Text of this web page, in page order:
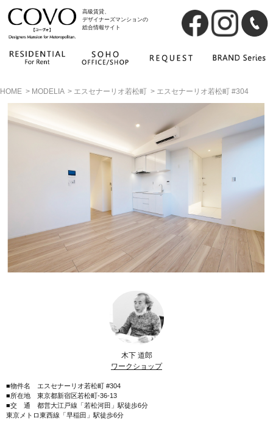
高級賃貸、
デザイナーズマンションの
総合情報サイト
HOME > MODELIA > エスセナーリオ若松町 > エスセナーリオ若松町 #304
木下 道郎
ワークショップ
■物件名 エスセナーリオ若松町 #304
■所在地 東京都新宿区若松町-36-13
■交 通 都営大江戸線「若松河田」駅徒歩6分
東京メトロ東西線「早稲田」駅徒歩6分